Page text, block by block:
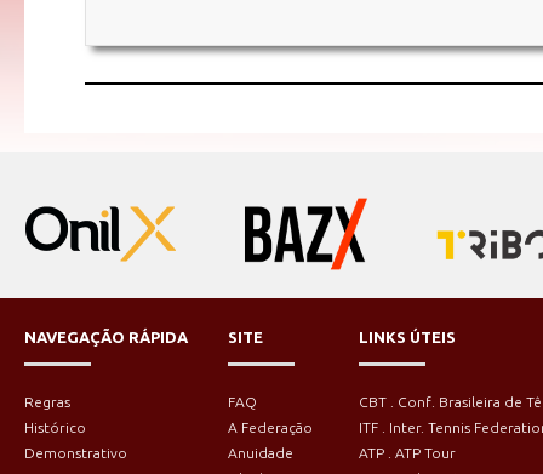
NAVEGAÇÃO RÁPIDA
Regras
Histórico
Demonstrativo
SITE
FAQ
A Federação
Anuidade
LINKS ÚTEIS
CBT . Conf. Brasileira de
ITF . Inter. Tennis
ATP . ATP Tour